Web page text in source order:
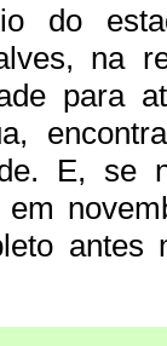
do
na
para
E, se
antes